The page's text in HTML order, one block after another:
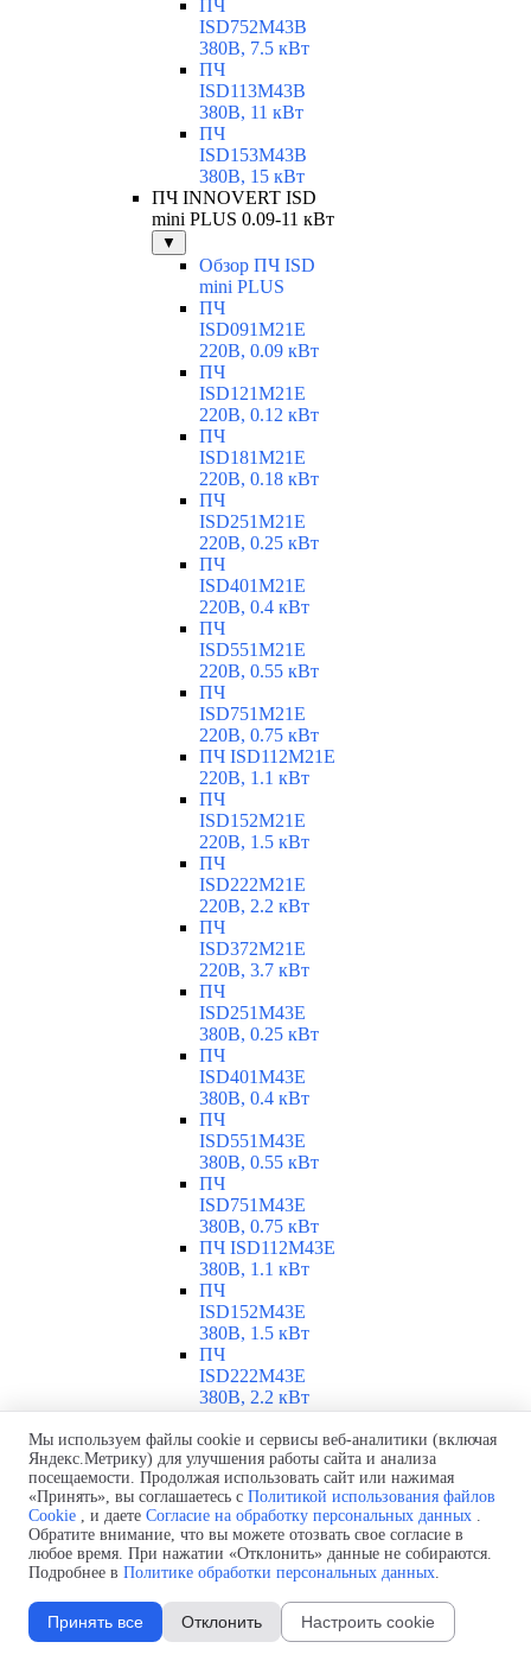
ПЧ
ISD752M43B
380В, 7.5 кВт
ПЧ
ISD113M43B
380В, 11 кВт
ПЧ
ISD153M43B
380В, 15 кВт
ПЧ INNOVERT ISD
mini PLUS 0.09-11 кВт
▼
Обзор ПЧ ISD
mini PLUS
ПЧ
ISD091M21E
220В, 0.09 кВт
ПЧ
ISD121M21E
220В, 0.12 кВт
ПЧ
ISD181M21E
220В, 0.18 кВт
ПЧ
ISD251M21E
220В, 0.25 кВт
ПЧ
ISD401M21E
220В, 0.4 кВт
ПЧ
ISD551M21E
220В, 0.55 кВт
ПЧ
ISD751M21E
220В, 0.75 кВт
ПЧ ISD112M21E
220В, 1.1 кВт
ПЧ
ISD152M21E
220В, 1.5 кВт
ПЧ
ISD222M21E
220В, 2.2 кВт
ПЧ
ISD372M21E
220В, 3.7 кВт
ПЧ
ISD251M43E
380В, 0.25 кВт
ПЧ
ISD401M43E
380В, 0.4 кВт
ПЧ
ISD551M43E
380В, 0.55 кВт
ПЧ
ISD751M43E
380В, 0.75 кВт
ПЧ ISD112M43E
380В, 1.1 кВт
ПЧ
ISD152M43E
380В, 1.5 кВт
ПЧ
ISD222M43E
380В, 2.2 кВт
ISD302M43E
380В, 3 кВт
ПЧ
ISD402M43E
380В, 4 кВт
ПЧ
ISD552M43E
ISD752M43E
Мы используем файлы cookie и сервисы веб-аналитики (включая
Яндекс.Метрику) для улучшения работы сайта и анализа
посещаемости. Продолжая использовать сайт или нажимая
«Принять», вы соглашаетесь с Политикой использования файлов
Cookie , и даете Согласие на обработку персональных данных .
Обратите внимание, что вы можете отозвать свое согласие в
любое время. При нажатии «Отклонить» данные не собираются.
Подробнее в Политике обработки персональных данных.
Принять все Отклонить Настроить cookie